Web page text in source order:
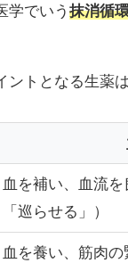
学でいう 抹消循
トとなる生薬
血を補い、血流
「巡らせる」）
血を養い、筋肉